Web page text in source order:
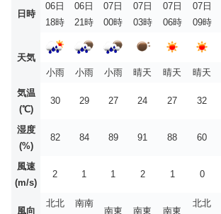
日時
06日
18時
06日
21時
07日
00時
07日
03時
07日
06時
07日
09時
天気
小雨
小雨 小雨 晴天 晴天 晴天
気温
(℃)
30 29 27 24 27 32
湿度
(%)
82 84 89 91 88 60
風速
(m/s)
2 1 1 2 1 0
風向
北北 南南
南東 南東 南東
北北